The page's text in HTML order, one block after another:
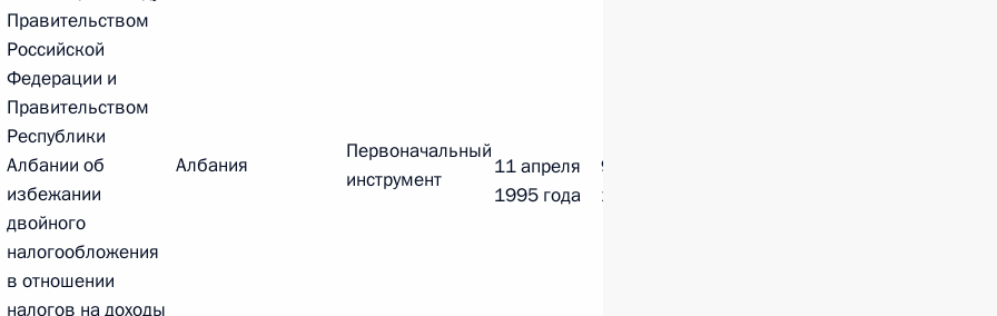
г. № 267-ФЗ
закона «О благотворительной деятельности
Правительством
Российской
Федерации и
Правительством
Республики
Албании об
избежании
двойного
налогообложения
в отношении
налогов на доходы
Албания
Первоначальный
инструмент
11 апреля
1995 года
9 декабря
1997 года